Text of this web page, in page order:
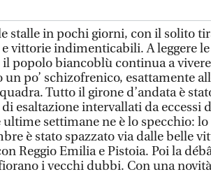
stalle in pochi giorni, con il solito
vittorie indimenticabili. A leggere le
popolo biancoblù continua a
po’ schizofrenico, esattamente
Tutto il girone d’andata è
esaltazione intervallati da eccessi
ultime settimane ne è lo specchio:
è stato spazzato via dalle belle
Reggio Emilia e Pistoia. Poi la
i vecchi dubbi. Con una